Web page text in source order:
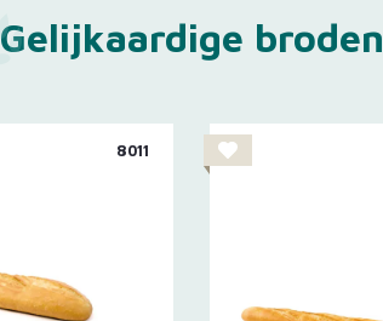
Gelijkaardige broden
8011